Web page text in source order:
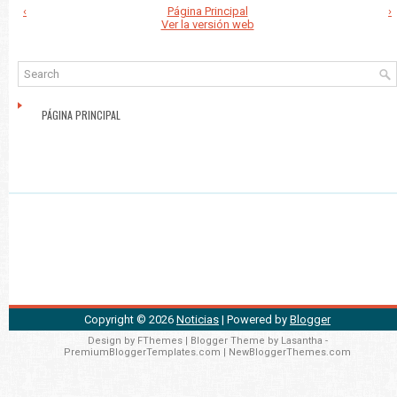
‹ ›
Página Principal
Ver la versión web
PÁGINA PRINCIPAL
Copyright © 2026 Noticias | Powered by Blogger
Design by FThemes| Blogger Theme by Lasantha -
PremiumBloggerTemplates.com
NewBloggerThemes.com